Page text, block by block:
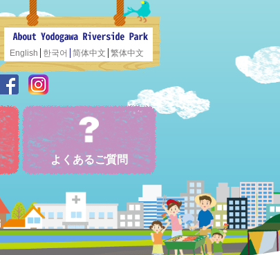
English 한국어 简体中文 繁体中文
よくあるご質問